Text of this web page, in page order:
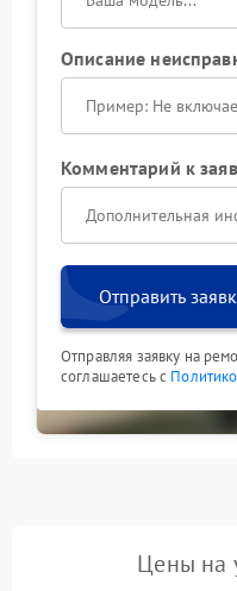
Описание
Комментарий к
Отправить
Отправляя заявку на
соглашаетесь с
Цены на